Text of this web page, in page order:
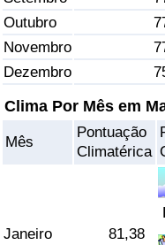
Outubro
Novembro
Dezembro
Clima Por Mês em
Mês
Pontuação
Climatérica
Janeiro 81,38
Saúde
Indicador de Saúde
Indicador de Saúde